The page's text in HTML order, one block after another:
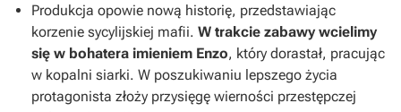
Produkcja opowie nową historię, przedstawiając
korzenie sycylijskiej mafii. W trakcie zabawy wcielimy
się w bohatera imieniem Enzo, który dorastał, pracując
w kopalni siarki. W poszukiwaniu lepszego życia
protagonista złoży przysięgę wierności przestępczej